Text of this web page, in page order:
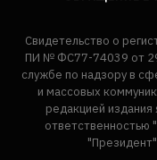
Свидетельство о
ПИ № ФС77-74039 от
службе по надзору в
и массовых
редакцией
ответственностью